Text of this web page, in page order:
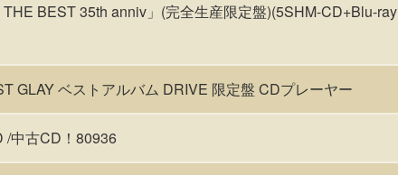
THE BEST 35th anniv」(完全生産限定盤)(5SHM-CD+Blu-ray
GLAY ベストアルバム DRIVE 限定盤 CDプレーヤー
/中古CD！80936